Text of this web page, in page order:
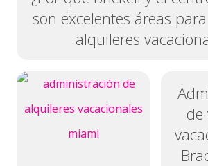
son excelentes áreas
alquileres
de